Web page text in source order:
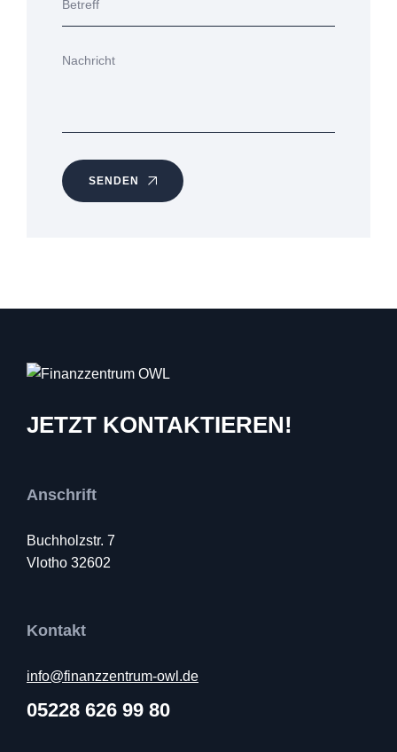
SENDEN
JETZT KONTAKTIEREN!
Anschrift
Buchholzstr. 7
Vlotho 32602
Kontakt
05228 626 99 80
info@finanzzentrum-owl.de